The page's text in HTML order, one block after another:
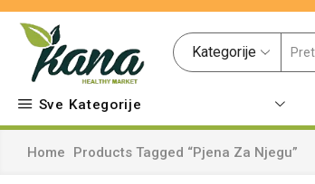
Kategorije
Sve Kategorije
Home Products Tagged “pjena Za Njegu”